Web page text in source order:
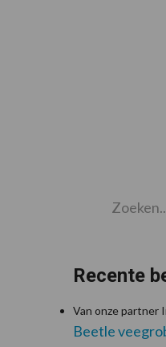
Recente
Van onze partner
Beetle